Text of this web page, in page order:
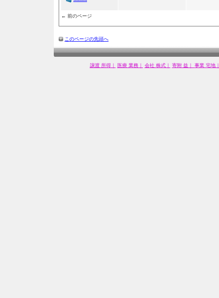
← 前のページ
このページの先頭へ
譲渡 所得｜ 医療 業務｜ 会社 株式｜ 寄附 益｜ 事業 宅地